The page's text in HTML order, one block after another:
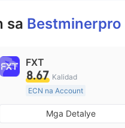
sa Bestminerpro
FXT
8.67 Kalidad
ECN na Account
20 Taon Pataas
Kinokontrol sa Australia
Mga Detalye